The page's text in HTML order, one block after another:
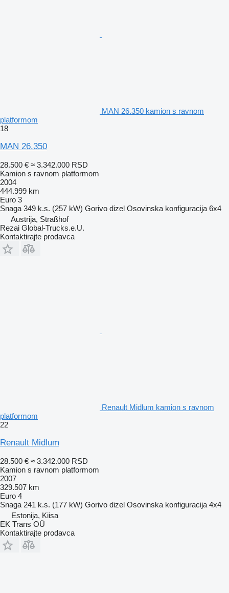
MAN 26.350 kamion s ravnom
platformom
18
MAN 26.350
28.500 € ≈ 3.342.000 RSD
Kamion s ravnom platformom
2004
444.999 km
Euro 3
Snaga 349 k.s. (257 kW) Gorivo dizel Osovinska konfiguracija 6x4
Austrija, Straßhof
Rezai Global-Trucks.e.U.
Kontaktirajte prodavca
Renault Midlum kamion s ravnom
platformom
22
Renault Midlum
28.500 € ≈ 3.342.000 RSD
Kamion s ravnom platformom
2007
329.507 km
Euro 4
Snaga 241 k.s. (177 kW) Gorivo dizel Osovinska konfiguracija 4x4
Estonija, Kiisa
EK Trans OÜ
Kontaktirajte prodavca